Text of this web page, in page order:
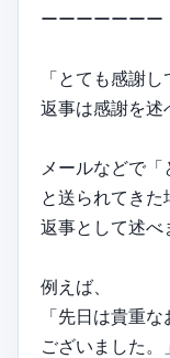
ーーーーーーー
「とても感謝
返事は感謝を述
メールなどで
と送られてき
返事として述べ
例えば、
「先日は貴重
ございました。」